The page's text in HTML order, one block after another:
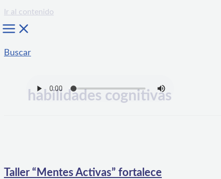
Ir al contenido
Buscar
habilidades cognitivas
Taller “Mentes Activas” fortalece